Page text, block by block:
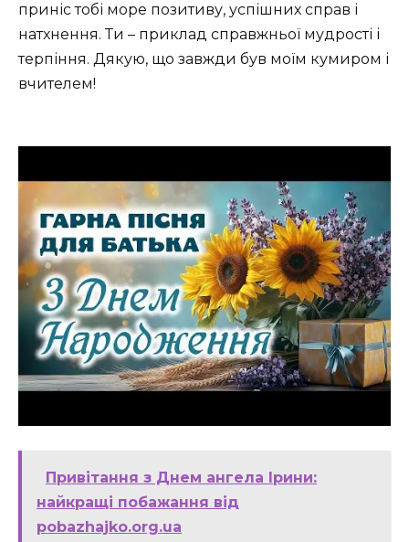
приніс тобі море позитиву, успішних справ і
натхнення. Ти – приклад справжньої мудрості і
терпіння. Дякую, що завжди був моїм кумиром і
вчителем!
Привітання з Днем ангела Ірини:
найкращі побажання від
pobazhajko.org.ua